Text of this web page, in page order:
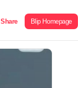
Share Blip Homepage